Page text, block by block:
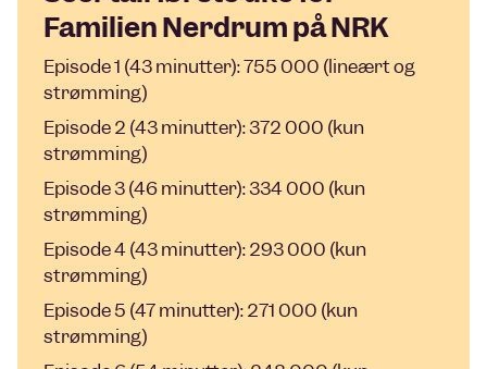
Familien Nerdrum på NRK
Episode 1 (43 minutter): 755 000 (lineært og
strømming)
Episode 2 (43 minutter): 372 000 (kun
strømming)
Episode 3 (46 minutter): 334 000 (kun
strømming)
Episode 4 (43 minutter): 293 000 (kun
strømming)
Episode 5 (47 minutter): 271 000 (kun
strømming)